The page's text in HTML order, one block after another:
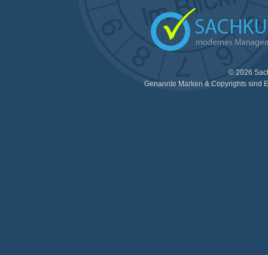
© 2026
Genannte Marken & Copyrights sind